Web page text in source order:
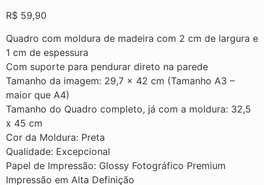
R$ 59,90
Quadro com moldura de madeira com 2 cm de largura e
1 cm de espessura
Com suporte para pendurar direto na parede
Tamanho da imagem: 29,7 × 42 cm (Tamanho A3 –
maior que A4)
Tamanho do Quadro completo, já com a moldura: 32,5
x 45 cm
Cor da Moldura: Preta
Qualidade: Excepcional
Papel de Impressão: Glossy Fotográfico Premium
Impressão em Alta Definição